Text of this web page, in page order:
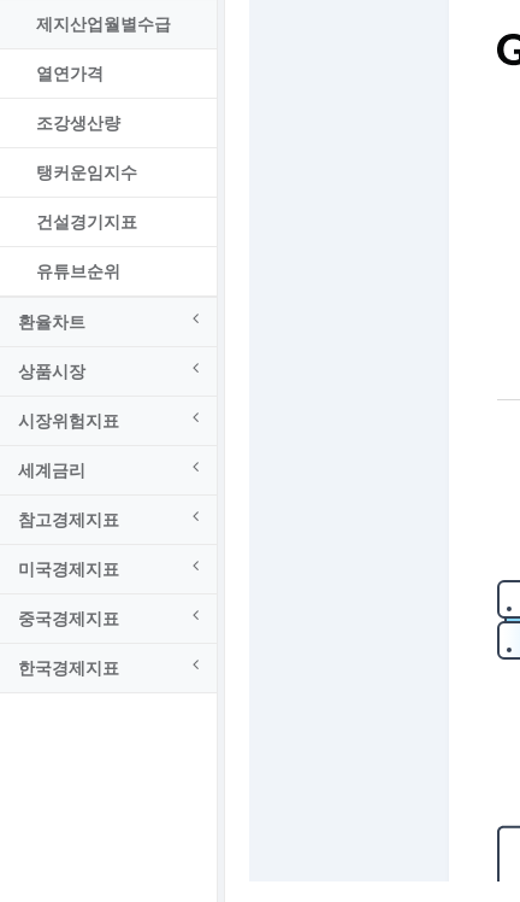
제지산업월별수급
열연가격
조강생산량
탱커운임지수
건설경기지표
유튜브순위
환율차트
상품시장
시장위험지표
세계금리
참고경제지표
미국경제지표
중국경제지표
한국경제지표